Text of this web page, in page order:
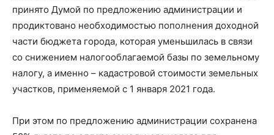
принято Думой по предложению администрации и
продиктовано необходимостью пополнения доходной
части бюджета города, которая уменьшилась в связи
со снижением налогооблагаемой базы по земельному
налогу, а именно – кадастровой стоимости земельных
участков, применяемой с 1 января 2021 года.
При этом по предложению администрации сохранена